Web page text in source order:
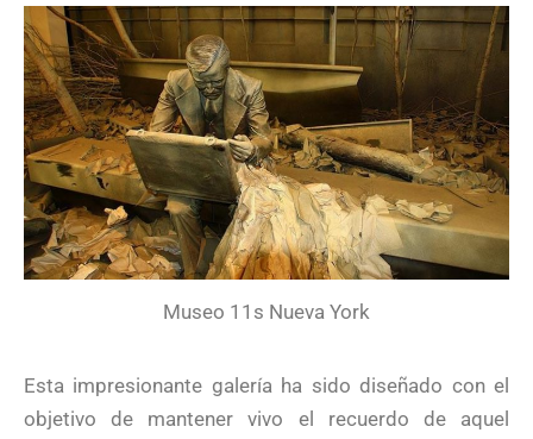
Museo 11s Nueva York
Esta impresionante galería ha sido diseñado con el
objetivo de mantener vivo el recuerdo de aquel